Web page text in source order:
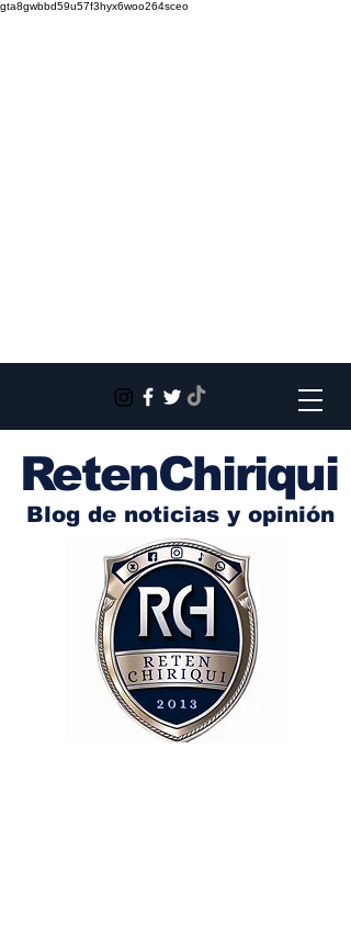
gta8gwbbd59u57f3hyx6woo264sceo
RetenChiriqui
Blog de noticias y opinión